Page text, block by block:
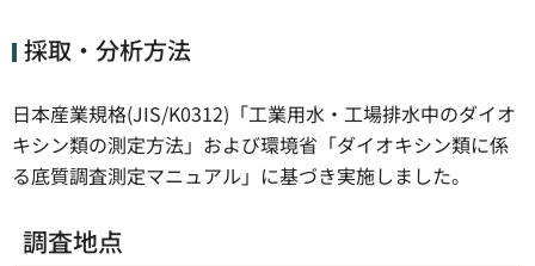
採取・分析方法
日本産業規格(JIS/K0312)「工業用水・工場排水中のダイオ
キシン類の測定方法」および環境省「ダイオキシン類に係
る底質調査測定マニュアル」に基づき実施しました。
調査地点